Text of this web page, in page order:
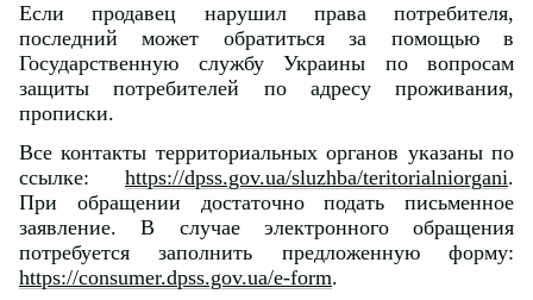
Если продавец нарушил права потребителя,
последний может обратиться за помощью в
Государственную службу Украины по вопросам
защиты потребителей по адресу проживания,
прописки.
Все контакты территориальных органов указаны по
ссылке: https://dpss.gov.ua/sluzhba/teritorialniorgani.
При обращении достаточно подать письменное
заявление. В случае электронного обращения
потребуется заполнить предложенную форму:
https://consumer.dpss.gov.ua/e-form.